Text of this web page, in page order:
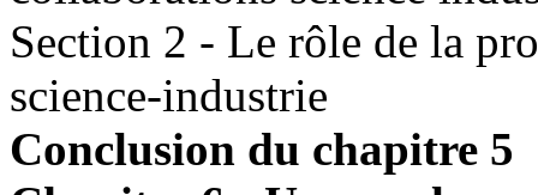
Section 2 - Le rôle de la
science-industrie
Conclusion du chapitre 5